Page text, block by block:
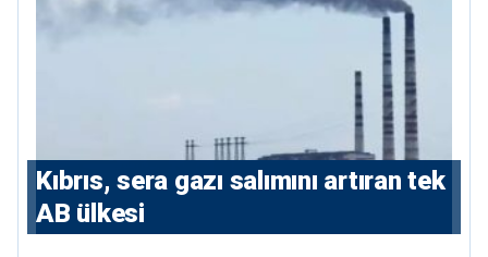
Kıbrıs, sera gazı salımını artıran tek
AB ülkesi